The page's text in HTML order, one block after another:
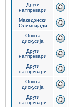
Други
натпревари
Македонски
Олимпијади
Општа
дискусија
Други
натпревари
Други
натпревари
Општа
дискусија
Други
натпревари